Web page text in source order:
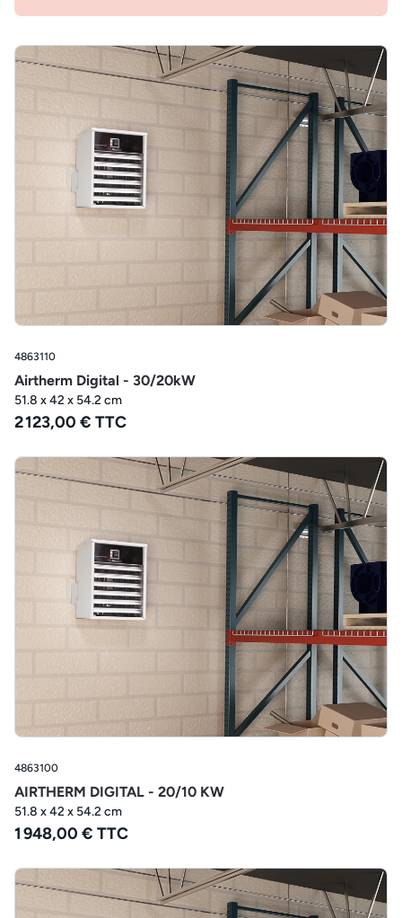
4863110
Airtherm Digital - 30/20kW
51.8 x 42 x 54.2 cm
2 123,00 € TTC
4863100
AIRTHERM DIGITAL - 20/10 KW
51.8 x 42 x 54.2 cm
1 948,00 € TTC